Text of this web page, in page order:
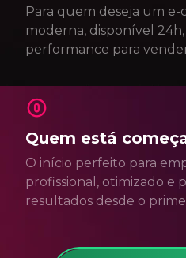
Para quem deseja um
moderna, disponível 24h,
performance para
Quem está
O início perfeito para
profissional, otimizado e
resultados desde o